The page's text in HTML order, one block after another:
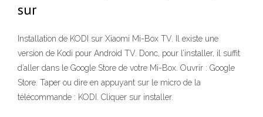
sur
Installation de KODI sur Xiaomi Mi-Box TV. Il existe une
version de Kodi pour Android TV. Donc, pour l’installer, il suffit
d’aller dans le Google Store de votre Mi-Box. Ouvrir : Google
Store. Taper ou dire en appuyant sur le micro de la
télécommande : KODI. Cliquer sur installer.